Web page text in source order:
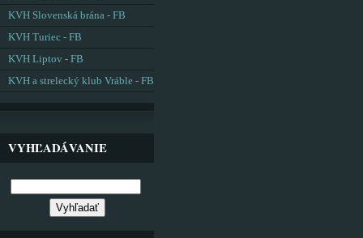
KVH Slovenská brána - FB
KVH Turiec - FB
KVH Liptov - FB
KVH a strelecký klub Vráble - FB
VYHĽADÁVANIE